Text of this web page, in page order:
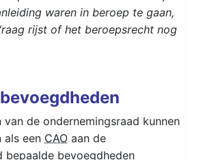
waren in beroep te gaan,
rijst of het beroepsrecht nog
van de ondernemingsraad kunnen
als een CAO aan de
bepaalde bevoegdheden